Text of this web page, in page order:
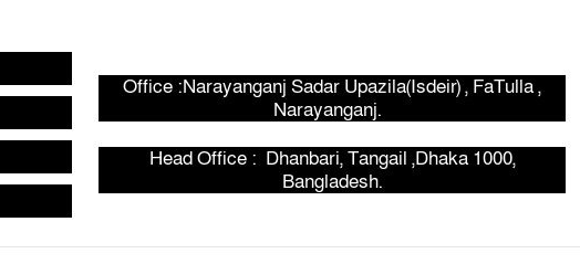
Office :Narayanganj Sadar Upazila(Isdeir) , FaTulla ,
Narayanganj.
Head Office : Dhanbari, Tangail ,Dhaka 1000,
Bangladesh.